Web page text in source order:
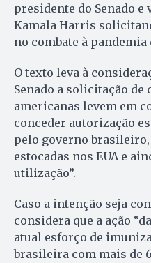
presidente do Senado e
Kamala Harris
no combate à pandemia
O texto leva à
Senado a solicitação de
americanas levem em
conceder autorização
pelo governo brasileiro,
estocadas nos EUA e
utilização”.
Caso a intenção seja
considera que a ação
atual esforço de
brasileira com mais de